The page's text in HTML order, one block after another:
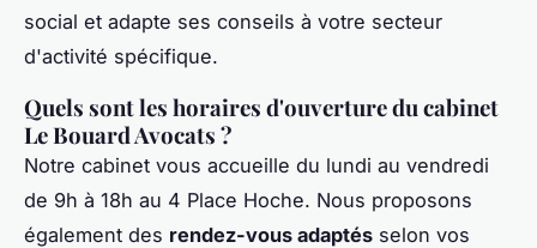
social et adapte ses conseils à votre secteur
d'activité spécifique.
Quels sont les horaires d'ouverture du cabinet
Le Bouard Avocats ?
Notre cabinet vous accueille du lundi au vendredi
de 9h à 18h au 4 Place Hoche. Nous proposons
également des rendez-vous adaptés selon vos